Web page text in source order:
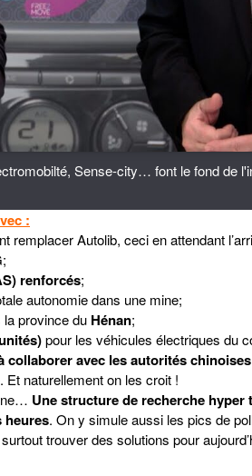
Sense-city… font le fond de
:
remplacer Autolib, ceci en attendant
renforcés;
autonomie dans une mine;
province du Hénan;
pour les véhicules électriques du
collaborer avec les autorités chinoises
naturellement on les croit !
Une structure de recherche
heures. On y simule aussi les pics de
trouver des solutions pour